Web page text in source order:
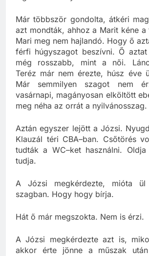
Már többször gondolta, átkéri
azt mondták, ahhoz a Marit kéne
Mari meg nem hajlandó. Hogy ő
férfi húgyszagot beszívni. Ő
még rosszabb, mint a női.
Teréz már nem érezte, húsz éve
Már semmilyen szagot nem
vasárnapi, magányosan elköltött
Aztán egyszer lejött a Józsi.
Klauzál téri CBA–ban. Csőtörés
tudták a WC–ket használni. Oldja
A Józsi megkérdezte, mióta
A Józsi megkérdezte azt is,